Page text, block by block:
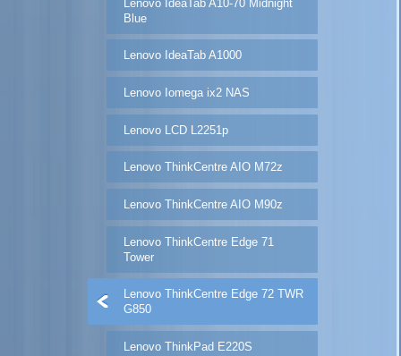
Lenovo IdeaTab A10-70 Midnight
Blue
Lenovo IdeaTab A1000
Lenovo Iomega ix2 NAS
Lenovo LCD L2251p
Lenovo ThinkCentre AIO M72z
Lenovo ThinkCentre AIO M90z
Lenovo ThinkCentre Edge 71
Tower
Lenovo ThinkCentre Edge 72 TWR
G850
Lenovo ThinkPad E220S